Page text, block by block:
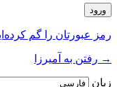
رمز عبورتان را گم
→ رفتن به آمیرزا
زبان